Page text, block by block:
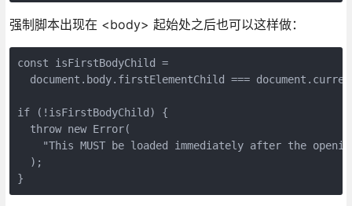
强制脚本出现在 <body> 起始处之后也可以这样做：
const isFirstBodyChild =
document.body.firstElementChild ===
if (!isFirstBodyChild) {
throw new Error(
"This MUST be loaded immediately after the
);
}